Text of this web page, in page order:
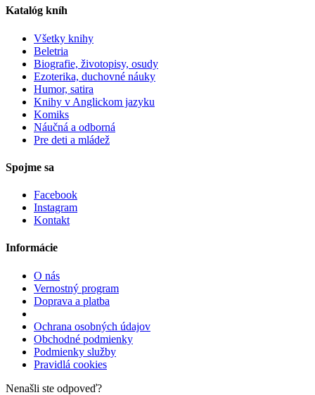
Katalóg kníh
Všetky knihy
Beletria
Biografie, životopisy, osudy
Ezoterika, duchovné náuky
Humor, satira
Knihy v Anglickom jazyku
Komiks
Náučná a odborná
Pre deti a mládež
Spojme sa
Facebook
Instagram
Kontakt
Informácie
O nás
Vernostný program
Doprava a platba
Ochrana osobných údajov
Obchodné podmienky
Podmienky služby
Pravidlá cookies
Nenašli ste odpoveď?